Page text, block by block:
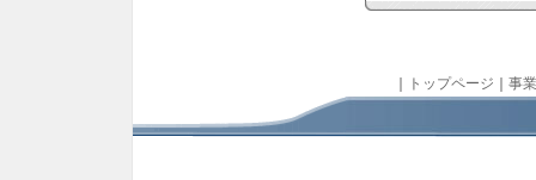
トップページ 事